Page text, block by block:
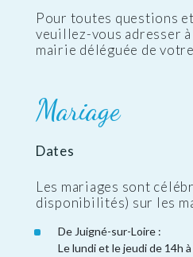
Pour toutes questions
veuillez-vous adresser à
mairie déléguée de
Mariage
Dates
Les mariages sont
disponibilités) sur les
De Juigné-sur-Loire :
Le lundi et le jeudi de 14h